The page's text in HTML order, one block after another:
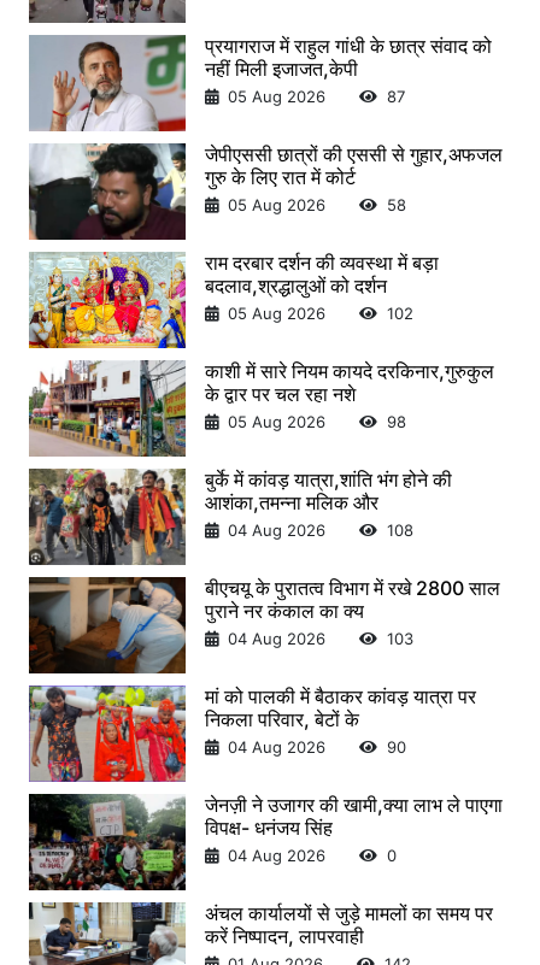
प्रयागराज में राहुल गांधी के छात्र संवाद को
नहीं मिली इजाजत,केपी
05 Aug 2026 87
जेपीएससी छात्रों की एससी से गुहार,अफजल
गुरु के लिए रात में कोर्ट
05 Aug 2026 58
राम दरबार दर्शन की व्यवस्था में बड़ा
बदलाव,श्रद्धालुओं को दर्शन
05 Aug 2026 102
काशी में सारे नियम कायदे दरकिनार,गुरुकुल
के द्वार पर चल रहा नशे
05 Aug 2026 98
बुर्के में कांवड़ यात्रा,शांति भंग होने की
आशंका,तमन्ना मलिक और
04 Aug 2026 108
बीएचयू के पुरातत्व विभाग में रखे 2800 साल
पुराने नर कंकाल का क्य
04 Aug 2026 103
मां को पालकी में बैठाकर कांवड़ यात्रा पर
निकला परिवार, बेटों के
04 Aug 2026 90
जेनज़ी ने उजागर की खामी,क्या लाभ ले पाएगा
विपक्ष- धनंजय सिंह
04 Aug 2026 0
अंचल कार्यालयों से जुड़े मामलों का समय पर
करें निष्पादन, लापरवाही